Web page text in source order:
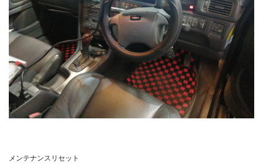
メンテナンスリセット